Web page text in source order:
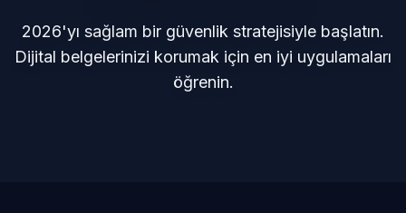
2026'yı sağlam bir güvenlik stratejisiyle başlatın.
Dijital belgelerinizi korumak için en iyi uygulamaları
öğrenin.